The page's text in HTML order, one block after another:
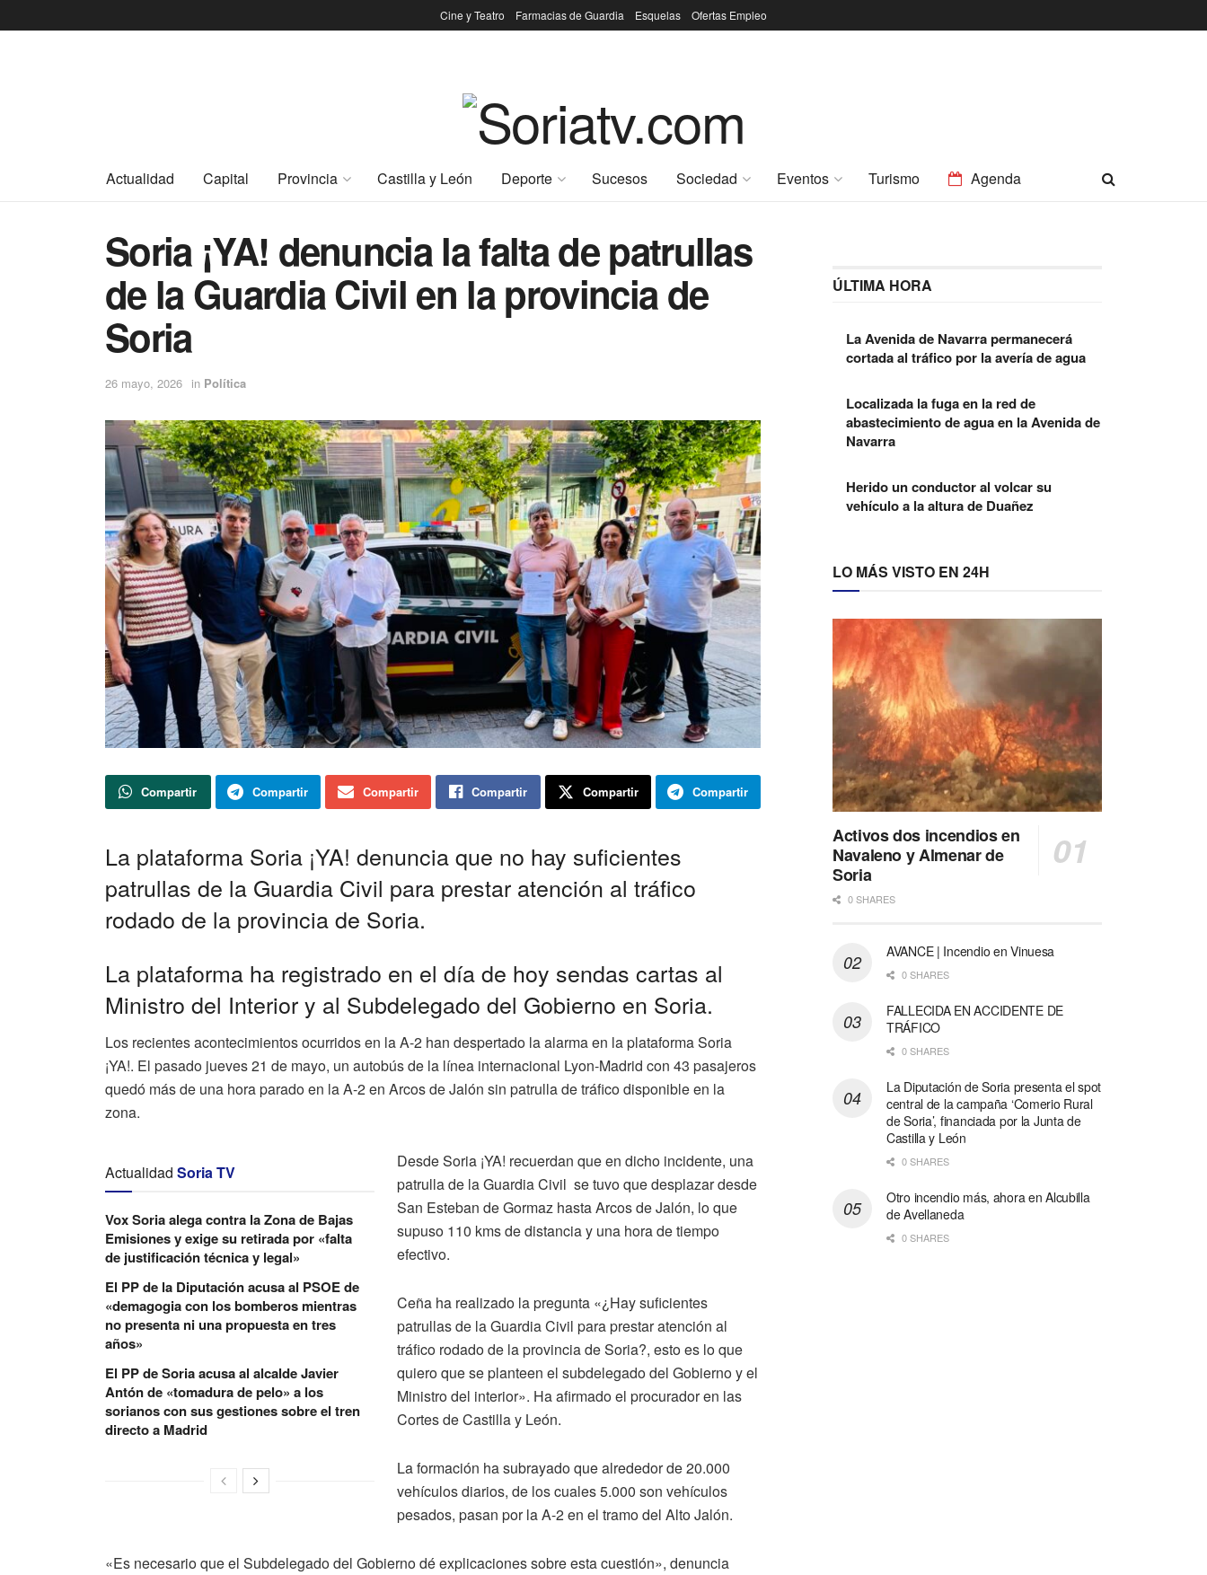
Cine y Teatro Farmacias de Guardia Esquelas Ofertas Empleo
Actualidad Capital Provincia Castilla y León Deporte Sucesos Sociedad Eventos Turismo Agenda
Soria ¡YA! denuncia la falta de patrullas
de la Guardia Civil en la provincia de
Soria
26 mayo, 2026 in Política
Compartir Compartir Compartir Compartir Compartir Compartir
La plataforma Soria ¡YA! denuncia que no hay suficientes
patrullas de la Guardia Civil para prestar atención al tráfico
rodado de la provincia de Soria.
La plataforma ha registrado en el día de hoy sendas cartas al
Ministro del Interior y al Subdelegado del Gobierno en Soria.
Los recientes acontecimientos ocurridos en la A-2 han despertado la alarma en la plataforma Soria
¡YA!. El pasado jueves 21 de mayo, un autobús de la línea internacional Lyon-Madrid con 43 pasajeros
quedó más de una hora parado en la A-2 en Arcos de Jalón sin patrulla de tráfico disponible en la
zona.
Actualidad Soria TV
Vox Soria alega contra la Zona de Bajas
Emisiones y exige su retirada por «falta
de justificación técnica y legal»
El PP de la Diputación acusa al PSOE de
«demagogia con los bomberos mientras
no presenta ni una propuesta en tres
años»
El PP de Soria acusa al alcalde Javier
Antón de «tomadura de pelo» a los
sorianos con sus gestiones sobre el tren
directo a Madrid
Desde Soria ¡YA! recuerdan que en dicho incidente, una
patrulla de la Guardia Civil se tuvo que desplazar desde
San Esteban de Gormaz hasta Arcos de Jalón, lo que
supuso 110 kms de distancia y una hora de tiempo
efectivo.
Ceña ha realizado la pregunta «¿Hay suficientes
patrullas de la Guardia Civil para prestar atención al
tráfico rodado de la provincia de Soria?, esto es lo que
quiero que se planteen el subdelegado del Gobierno y el
Ministro del interior». Ha afirmado el procurador en las
Cortes de Castilla y León.
La formación ha subrayado que alrededor de 20.000
vehículos diarios, de los cuales 5.000 son vehículos
pesados, pasan por la A-2 en el tramo del Alto Jalón.
«Es necesario que el Subdelegado del Gobierno dé explicaciones sobre esta cuestión», denuncia
ÚLTIMA HORA
La Avenida de Navarra permanecerá
cortada al tráfico por la avería de agua
Localizada la fuga en la red de
abastecimiento de agua en la Avenida de
Navarra
Herido un conductor al volcar su
vehículo a la altura de Duañez
LO MÁS VISTO EN 24H
Activos dos incendios en
Navaleno y Almenar de
Soria
0 SHARES
AVANCE | Incendio en Vinuesa
0 SHARES
FALLECIDA EN ACCIDENTE DE
TRÁFICO
0 SHARES
La Diputación de Soria presenta el spot
central de la campaña ‘Comerio Rural
de Soria’, financiada por la Junta de
Castilla y León
0 SHARES
Otro incendio más, ahora en Alcubilla
de Avellaneda
0 SHARES